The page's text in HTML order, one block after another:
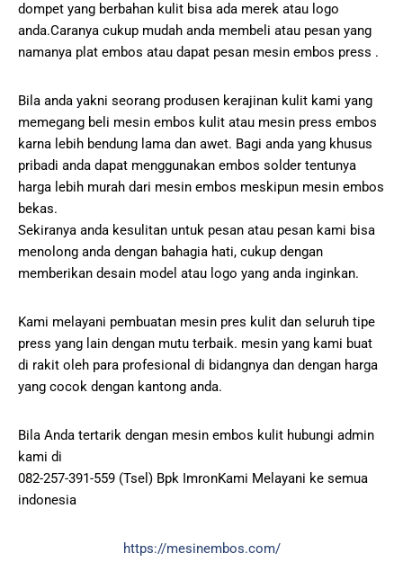
dompet yang berbahan kulit bisa ada merek atau logo
anda.Caranya cukup mudah anda membeli atau pesan yang
namanya plat embos atau dapat pesan mesin embos press .
Bila anda yakni seorang produsen kerajinan kulit kami yang
memegang beli mesin embos kulit atau mesin press embos
karna lebih bendung lama dan awet. Bagi anda yang khusus
pribadi anda dapat menggunakan embos solder tentunya
harga lebih murah dari mesin embos meskipun mesin embos
bekas.
Sekiranya anda kesulitan untuk pesan atau pesan kami bisa
menolong anda dengan bahagia hati, cukup dengan
memberikan desain model atau logo yang anda inginkan.
Kami melayani pembuatan mesin pres kulit dan seluruh tipe
press yang lain dengan mutu terbaik. mesin yang kami buat
di rakit oleh para profesional di bidangnya dan dengan harga
yang cocok dengan kantong anda.
Bila Anda tertarik dengan mesin embos kulit hubungi admin
kami di
082-257-391-559 (Tsel) Bpk ImronKami Melayani ke semua
indonesia
https://mesinembos.com/